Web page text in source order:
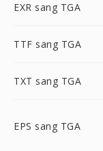
EXR sang TGA
TTF sang TGA
TXT sang TGA
EPS sang TGA